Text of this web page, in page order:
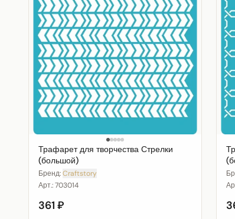
Трафарет для творчества Стрелки
(большой)
Бренд:Craftstory
Арт.:703014
361 ₽